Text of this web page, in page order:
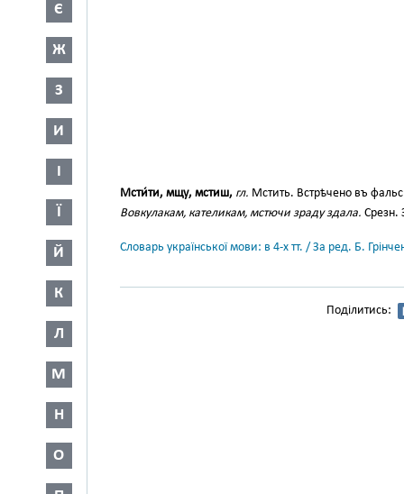
Є
Ж
З
И
І
Ї
Й
К
Л
М
Н
О
Мсти́ти, мщу, мстиш, гл. Мстить. Встрѣчено въ
Вовкулакам, кателикам, мстючи зраду здала. Срезн.
Словарь української мови: в 4-х тт. / За ред. Б.
Поділитись: